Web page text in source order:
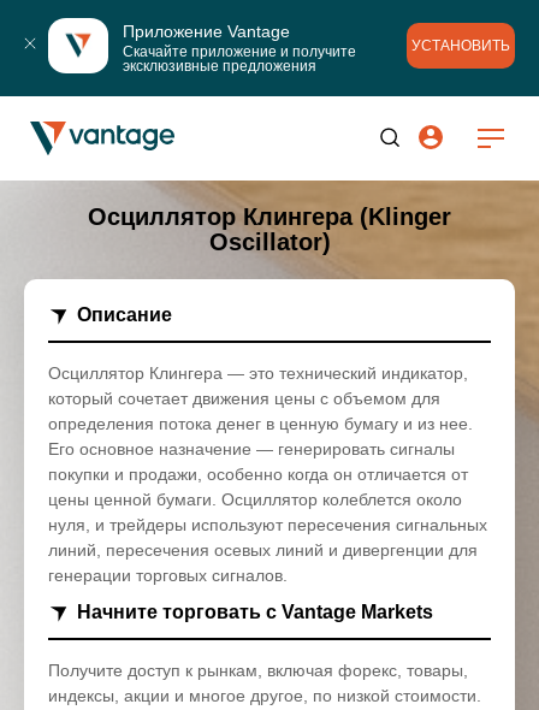
Приложение Vantage
Скачайте приложение и получите
эксклюзивные предложения
УСТАНОВИТЬ
Осциллятор Клингера (Klinger
Oscillator)
Описание
Осциллятор Клингера — это технический индикатор,
который сочетает движения цены с объемом для
определения потока денег в ценную бумагу и из нее.
Его основное назначение — генерировать сигналы
покупки и продажи, особенно когда он отличается от
цены ценной бумаги. Осциллятор колеблется около
нуля, и трейдеры используют пересечения сигнальных
линий, пересечения осевых линий и дивергенции для
генерации торговых сигналов.
Начните торговать с Vantage Markets
Получите доступ к рынкам, включая форекс, товары,
индексы, акции и многое другое, по низкой стоимости.